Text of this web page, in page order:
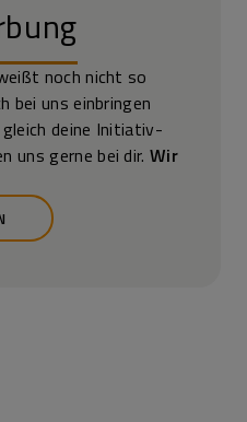
noch nicht so
bei uns einbringen
gleich deine Initiativ­
uns gerne bei dir.Wir